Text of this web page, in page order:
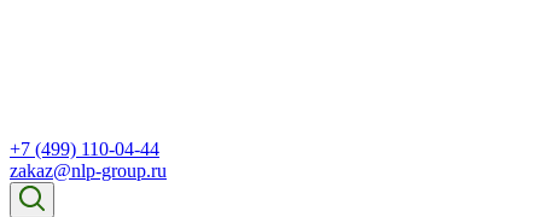
+7 (499) 110-04-44
zakaz@nlp-group.ru